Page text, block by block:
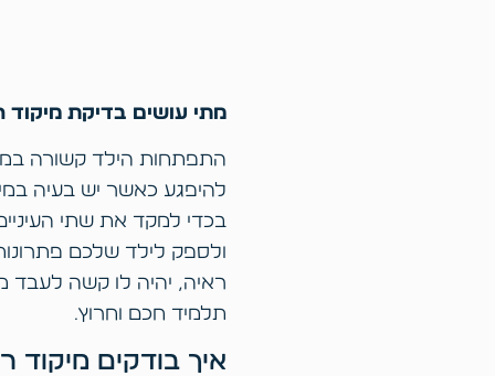
מתי עושים בדיקת מיקוד
התפתחות הילד קשורה
להיפגע כאשר יש בעיה
בכדי למקד את שתי
ולספק לילד שלכם
ראיה, יהיה לו קשה לעבד
תלמיד חכם וחרוץ.
איך בודקים מיקוד